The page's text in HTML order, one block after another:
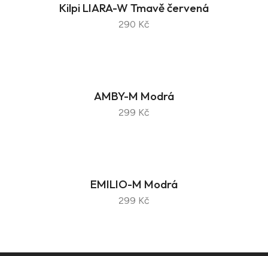
Kilpi LIARA-W Tmavě červená
290 Kč
AMBY-M Modrá
299 Kč
EMILIO-M Modrá
299 Kč